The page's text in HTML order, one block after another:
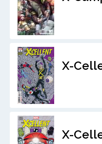
X-
X-